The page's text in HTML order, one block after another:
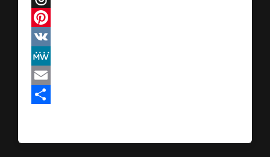
Threads
Pinterest
VK
MeWe
Email